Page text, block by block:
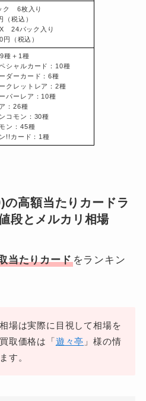
ク 6枚入り
（税込）
24パック入り
円（税込）
種＋1種
シャルカード：10種
ダーカード：6種
クレットレア：2種
パーレア：10種
：26種
コモン：30種
ン：45種
!!カード：1種
高額当たりカードラ
段とメルカリ相場
当たりカードをランキン
場は実際に目視して相場を
取価格は「 遊々亭 」様の情
す。